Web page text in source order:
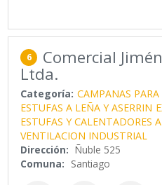
6 Comercial
Ltda.
Categoría: CAMPANAS PARA
ESTUFAS A LEÑA Y ASERRIN
ESTUFAS Y CALENTADORES
VENTILACION INDUSTRIAL
Dirección: Ñuble 525
Comuna: Santiago